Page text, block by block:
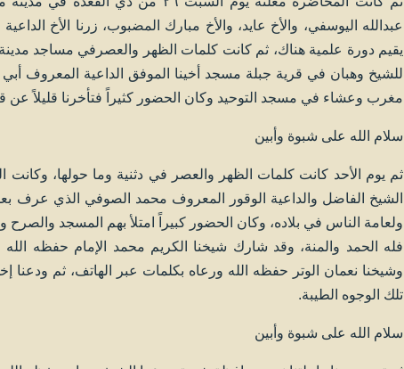
عبدالله اليوسفي، والأخ عايد، والأخ مبارك المضبوب، زرنا الأخ
يقيم دورة علمية هناك، ثم كانت كلمات الظهر والعصرفي مساجد
للشيخ وهبان في قرية جبلة مسجد أخينا الموفق الداعية المعروف
مغرب وعشاء في مسجد التوحيد وكان الحضور كثيراً فتأخرنا قليلاً
سلام الله على شبوة وأبين
ثم يوم الأحد كانت كلمات الظهر والعصر في دثنية وما حولها،
الشيخ الفاضل والداعية الوقور المعروف محمد الصوفي الذي عرف
ولعامة الناس في بلاده، وكان الحضور كبيراً امتلأ بهم المسجد
فله الحمد والمنة، وقد شارك شيخنا الكريم محمد الإمام حفظه
وشيخنا نعمان الوتر حفظه الله ورعاه بكلمات عبر الهاتف، ثم ودعنا
تلك الوجوه الطيبة.
سلام الله على شبوة وأبين